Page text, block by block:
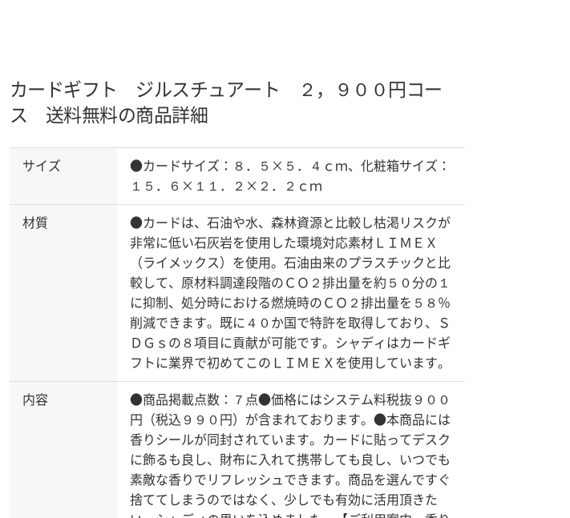
カードギフト ジルスチュアート ２，９００円コー
ス 送料無料の商品詳細
サイズ
●カードサイズ：８．５×５．４ｃｍ、化粧箱サイズ：
１５．６×１１．２×２．２ｃｍ
材質
●カードは、石油や水、森林資源と比較し枯渇リスクが
非常に低い石灰岩を使用した環境対応素材ＬＩＭＥＸ
（ライメックス）を使用。石油由来のプラスチックと比
較して、原材料調達段階のＣＯ２排出量を約５０分の１
に抑制、処分時における燃焼時のＣＯ２排出量を５８％
削減できます。既に４０か国で特許を取得しており、Ｓ
ＤＧｓの８項目に貢献が可能です。シャディはカードギ
フトに業界で初めてこのＬＩＭＥＸを使用しています。
内容
●商品掲載点数：７点●価格にはシステム料税抜９００
円（税込９９０円）が含まれております。●本商品には
香りシールが同封されています。カードに貼ってデスク
に飾るも良し、財布に入れて携帯しても良し、いつでも
素敵な香りでリフレッシュできます。商品を選んですぐ
捨ててしまうのではなく、少しでも有効に活用頂きた